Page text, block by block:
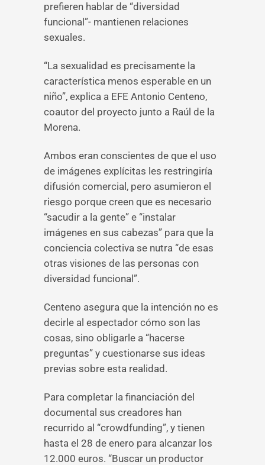
prefieren hablar de “diversidad
funcional”- mantienen relaciones
sexuales.
“La sexualidad es precisamente la
característica menos esperable en un
niño”, explica a EFE Antonio Centeno,
coautor del proyecto junto a Raúl de la
Morena.
Ambos eran conscientes de que el uso
de imágenes explícitas les restringiría
difusión comercial, pero asumieron el
riesgo porque creen que es necesario
“sacudir a la gente” e “instalar
imágenes en sus cabezas” para que la
conciencia colectiva se nutra “de esas
otras visiones de las personas con
diversidad funcional”.
Centeno asegura que la intención no es
decirle al espectador cómo son las
cosas, sino obligarle a “hacerse
preguntas” y cuestionarse sus ideas
previas sobre esta realidad.
Para completar la financiación del
documental sus creadores han
recurrido al “crowdfunding”, y tienen
hasta el 28 de enero para alcanzar los
12.000 euros. “Buscar un productor